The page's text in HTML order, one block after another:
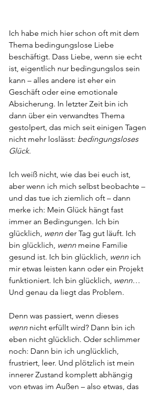
Ich habe mich hier schon oft mit dem
Thema bedingungslose Liebe
beschäftigt. Dass Liebe, wenn sie echt
ist, eigentlich nur bedingungslos sein
kann – alles andere ist eher ein
Geschäft oder eine emotionale
Absicherung. In letzter Zeit bin ich
dann über ein verwandtes Thema
gestolpert, das mich seit einigen Tagen
nicht mehr loslässt: bedingungsloses
Glück.
Ich weiß nicht, wie das bei euch ist,
aber wenn ich mich selbst beobachte –
und das tue ich ziemlich oft – dann
merke ich: Mein Glück hängt fast
immer an Bedingungen. Ich bin
glücklich, wenn der Tag gut läuft. Ich
bin glücklich, wenn meine Familie
gesund ist. Ich bin glücklich, wenn ich
mir etwas leisten kann oder ein Projekt
funktioniert. Ich bin glücklich, wenn…
Und genau da liegt das Problem.
Denn was passiert, wenn dieses
wenn nicht erfüllt wird? Dann bin ich
eben nicht glücklich. Oder schlimmer
noch: Dann bin ich unglücklich,
frustriert, leer. Und plötzlich ist mein
innerer Zustand komplett abhängig
von etwas im Außen – also etwas, das